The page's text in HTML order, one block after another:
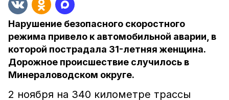
Нарушение безопасного скоростного
режима привело к автомобильной аварии, в
которой пострадала 31-летняя женщина.
Дорожное происшествие случилось в
Минераловодском округе.
2 ноября на 340 километре трассы